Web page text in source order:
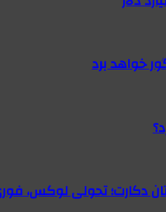
خواهد برد
دکارت؛ تحولی لوکس،